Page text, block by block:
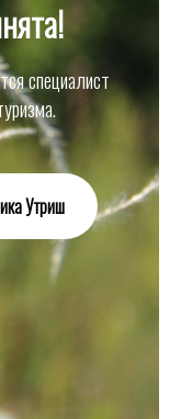
специалист
Утриш